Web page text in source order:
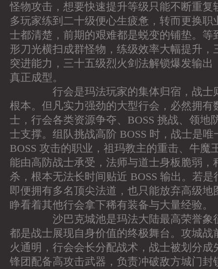
怪物攻击，想要快速提升等级只能不断重复
多玩家练到二十级便心生疲惫，转而更换职
士都清楚，前期的艰难都是蜕变的铺垫。等
形刀光横扫成群怪物，练级效率大幅提升，
突进能力，三十五级烈火剑法解锁爆发输出
真正成型。
行会是玛法玩家的集体归宿，战士则
根本。但凡实力强劲的大型行会，必然拥有
士，行会各类资源争夺、BOSS 挑战、领地
士支撑。组队挑战高阶 BOSS 时，战士是
BOSS 攻击的职业，祖玛教主的重击、牛魔
能由高防战士承受，法师与道士身板脆弱，
杀，根本无法长时间贴近 BOSS 输出。若
即便拥有多名顶尖法道，也只能放弃高级地
睁看着其他行会拿下稀有装备与大量经验。
沙巴克城池是玛法大陆最高荣誉象征
都是战士展现自身价值的终极舞台。攻城战
火通明，行会会长分配战术，战士被划分成
锋团配备高攻击武器，负责冲破敌方城门封